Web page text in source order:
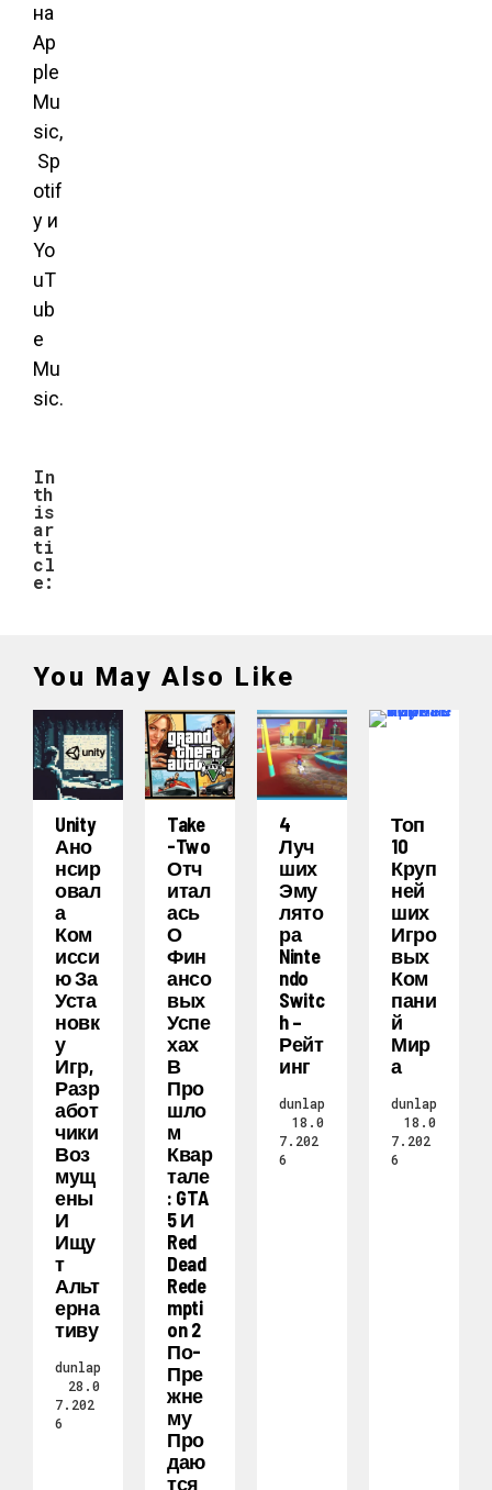
на
Ap
ple
Mu
sic,
Sp
otif
y и
Yo
uT
ub
e
Mu
sic.
In
th
is
ar
ti
cl
e:
You May Also Like
Unity
Ано
Нсир
Овал
А
Ком
Исси
Ю За
Уста
Новк
У
Игр,
Разр
Абот
Чики
Воз
Мущ
Ены
И
Ищу
Т
Альт
Ерна
Тиву
dunlap
28.0
7.202
6
Take
-Two
Отч
Итал
Ась
О
Фин
Ансо
Вых
Успе
Хах
В
Про
Шло
М
Квар
Тале
: GTA
5 И
Red
Dead
Rede
Mpti
On 2
По-
Пре
Жне
Му
Про
Даю
Тся
4
Луч
Ших
Эму
Лято
Ра
Ninte
Ndo
Switc
H –
Рейт
Инг
dunlap
18.0
7.202
6
Топ
10
Круп
Ней
Ших
Игро
Вых
Ком
Пани
Й
Мир
А
dunlap
18.0
7.202
6